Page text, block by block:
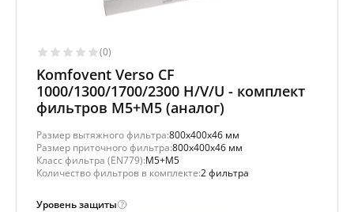
(0)
Komfovent Verso CF
1000/1300/1700/2300 H/V/U - комплект
фильтров M5+M5 (аналог)
Размер вытяжного фильтра:800x400x46 мм
Размер приточного фильтра:800x400x46 мм
Класс фильтра (EN779):M5+M5
Количество фильтров в комплекте:2 фильтра
Уровень защиты